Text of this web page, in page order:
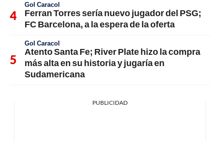
Gol Caracol
Ferran Torres sería nuevo jugador del PSG;
FC Barcelona, a la espera de la oferta
Gol Caracol
Atento Santa Fe; River Plate hizo la compra
más alta en su historia y jugaría en
Sudamericana
PUBLICIDAD